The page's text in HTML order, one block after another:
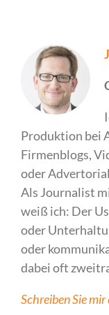
Produktion bei
Firmenblogs,
oder
Als Journalist
weiß ich: Der
oder
oder
dabei oft
Schreiben Sie